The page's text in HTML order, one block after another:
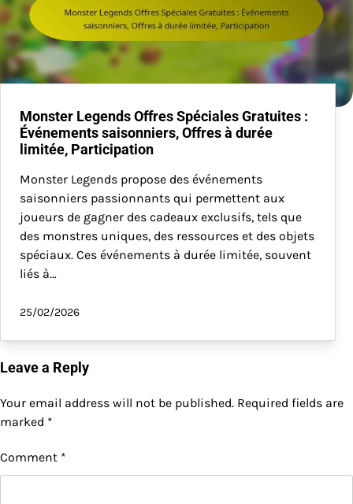
Monster Legends Offres Spéciales Gratuites :
Événements saisonniers, Offres à durée
limitée, Participation
Monster Legends propose des événements
saisonniers passionnants qui permettent aux
joueurs de gagner des cadeaux exclusifs, tels que
des monstres uniques, des ressources et des objets
spéciaux. Ces événements à durée limitée, souvent
liés à…
25/02/2026
Leave a Reply
Your email address will not be published. Required fields are
marked *
Comment *